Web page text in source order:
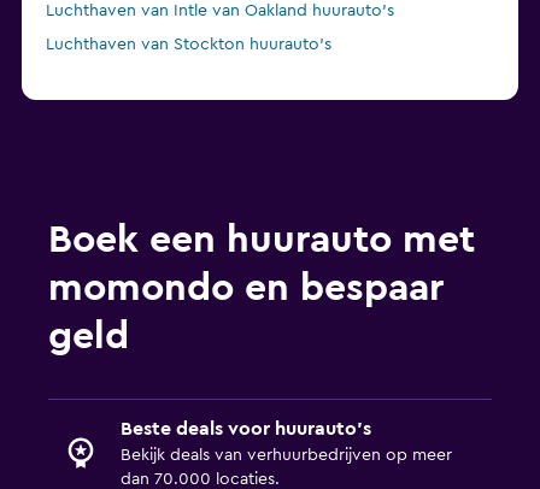
Luchthaven van Intle van Oakland huurauto's
Luchthaven van Stockton huurauto's
Boek een huurauto met
momondo en bespaar
geld
Beste deals voor huurauto's
Bekijk deals van verhuurbedrijven op meer
dan 70.000 locaties.